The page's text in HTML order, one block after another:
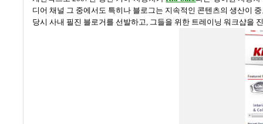
디어 채널 그 중에서도 특히나 블로그는 지속적인 콘텐츠의 생산이
당시 사내 필진 블로거를 선발하고
그들을 위한 트레이닝 워크샵을